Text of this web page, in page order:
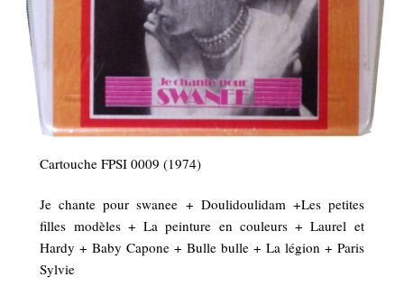
Cartouche FPSI 0009 (1974)
Je chante pour swanee + Doulidoulidam +Les petites
filles modèles + La peinture en couleurs + Laurel et
Hardy + Baby Capone + Bulle bulle + La légion + Paris
Sylvie